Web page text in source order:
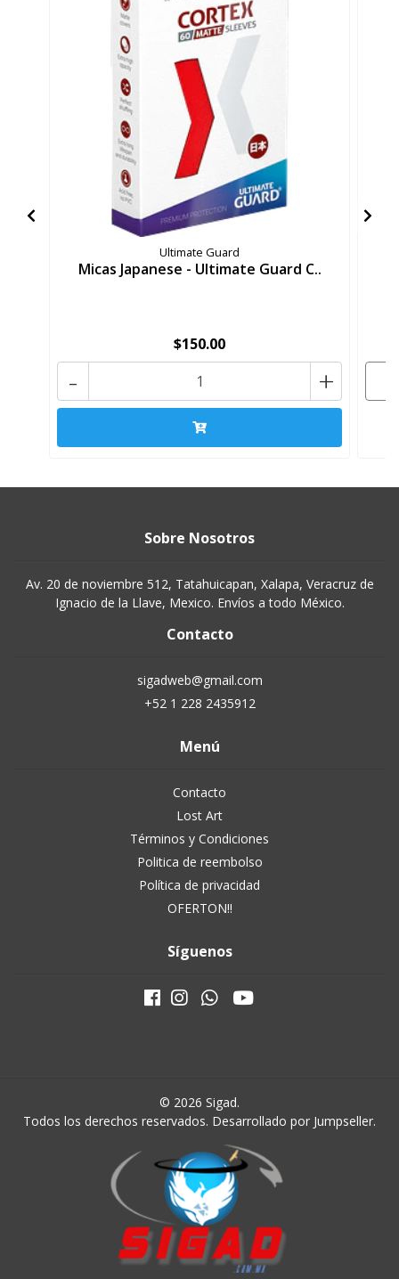
Ultimate Guard
Micas Japanese - Ultimate Guard C..
$150.00
+
-
Sobre Nosotros
Av. 20 de noviembre 512, Tatahuicapan, Xalapa, Veracruz de
Ignacio de la Llave, Mexico. Envíos a todo México.
Contacto
sigadweb@gmail.com
+52 1 228 2435912
Menú
Contacto
Lost Art
Términos y Condiciones
Politica de reembolso
Política de privacidad
OFERTON!!
Síguenos
© 2026 Sigad.
Todos los derechos reservados. Desarrollado por Jumpseller.